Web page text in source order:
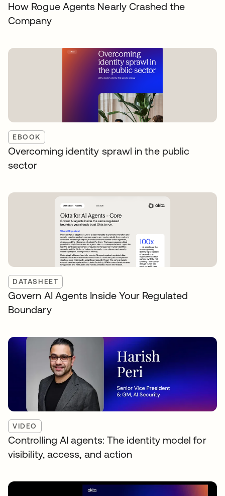
How Rogue Agents Nearly Crashed the
Company
EBOOK
Overcoming identity sprawl in the public
sector
DATASHEET
Govern AI Agents Inside Your Regulated
Boundary
VIDEO
Controlling AI agents: The identity model for
visibility, access, and action